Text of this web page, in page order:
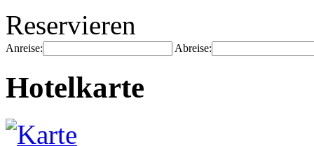
Reservieren
Anreise: Abreise:
Hotelkarte